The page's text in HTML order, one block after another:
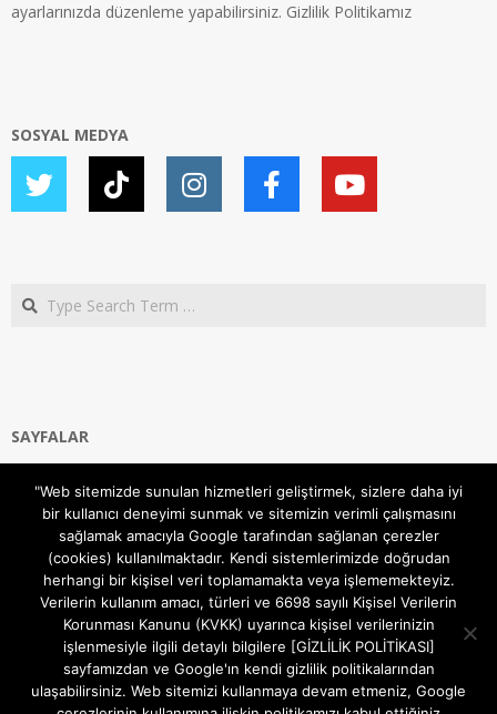
ayarlarınızda düzenleme yapabilirsiniz. Gizlilik Politikamız
SOSYAL MEDYA
Search
SAYFALAR
Gizlilik ve Çerezler (Cookies) Politikası
Hakkımızda
İletişim Kanalları
MODEM KURULUM
TEKNİK DESTEK
TELEVİZYON SİSTEMLERİ
"Web sitemizde sunulan hizmetleri geliştirmek, sizlere daha iyi
bir kullanıcı deneyimi sunmak ve sitemizin verimli çalışmasını
sağlamak amacıyla Google tarafından sağlanan çerezler
(cookies) kullanılmaktadır. Kendi sistemlerimizde doğrudan
herhangi bir kişisel veri toplamamakta veya işlememekteyiz.
Verilerin kullanım amacı, türleri ve 6698 sayılı Kişisel Verilerin
Korunması Kanunu (KVKK) uyarınca kişisel verilerinizin
işlenmesiyle ilgili detaylı bilgilere [GİZLİLİK POLİTİKASI]
sayfamızdan ve Google'ın kendi gizlilik politikalarından
ulaşabilirsiniz. Web sitemizi kullanmaya devam etmeniz, Google